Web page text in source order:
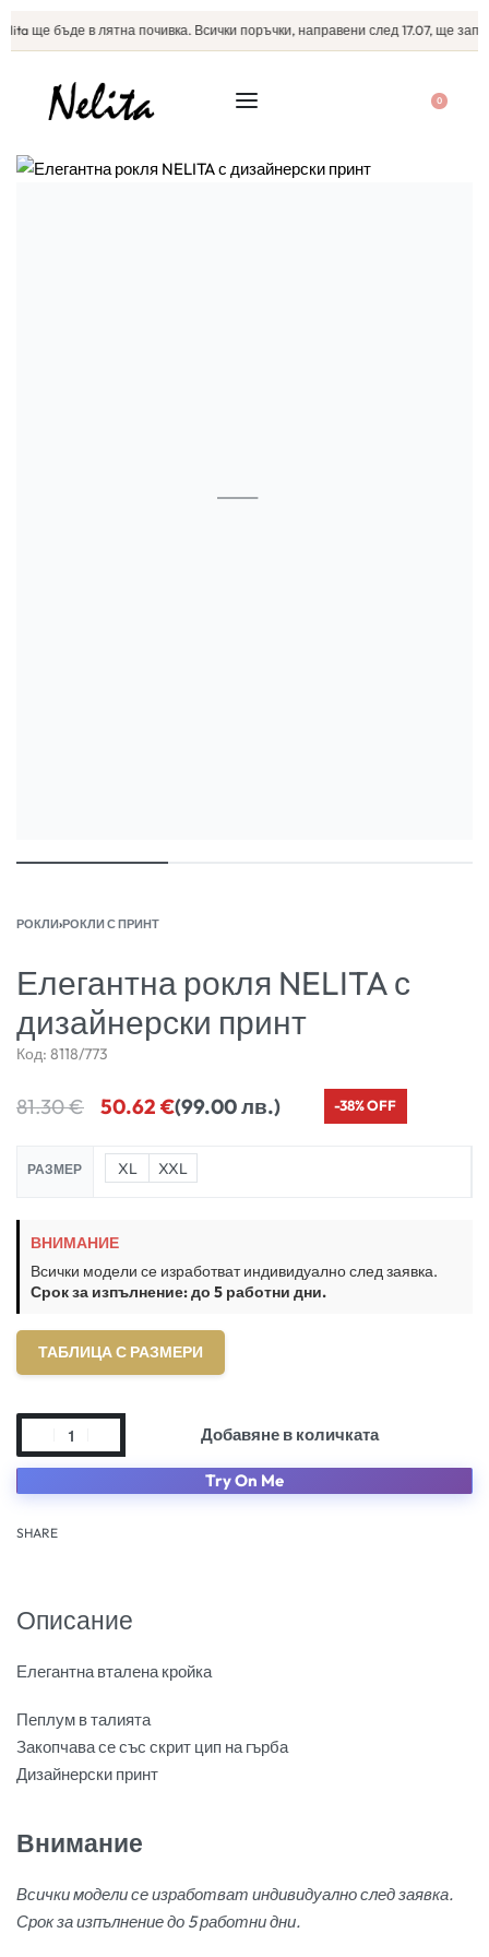
ще бъде в лятна почивка. Всички поръчки, направени след 17.07, ще
0
РОКЛИ›РОКЛИ С ПРИНТ
Елегантна рокля NELITA с
дизайнерски принт
Код: 8118/773
81.30€ 50.62 €(99.00 лв.) -38% OFF
РАЗМЕР XL XXL
ВНИМАНИЕ
Всички модели се изработват индивидуално след заявка.
Срок за изпълнение: до 5 работни дни.
ТАБЛИЦА С РАЗМЕРИ
Добавяне в количката
Try On Me
SHARE
Описание
Елегантна вталена кройка
Пеплум в талията
Закопчава се със скрит цип на гърба
Дизайнерски принт
Внимание
Всички модели се изработват индивидуално след заявка.
Срок за изпълнение до 5 работни дни.